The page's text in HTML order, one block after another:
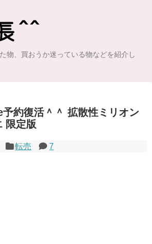
物、買おうか迷っている物などを紹介し
約復活＾＾ 拡散性ミリオン
限定版
転売 7